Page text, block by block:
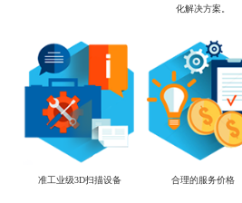
化解决方案。
准工业级3D扫描设备 合理的服务价格